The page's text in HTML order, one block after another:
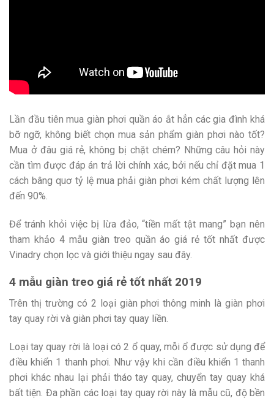
Lần đầu tiên mua giàn phơi quần áo ắt hẳn các gia đình khá
bỡ ngỡ, không biết chọn mua sản phẩm giàn phơi nào tốt?
Mua ở đâu giá rẻ, không bị chặt chém? Những câu hỏi này
cần tìm được đáp án trả lời chính xác, bởi nếu chỉ đặt mua 1
cách bâng quơ tỷ lệ mua phải giàn phơi kém chất lượng lên
đến 90%.
Để tránh khỏi việc bị lừa đảo, “tiền mất tật mang” bạn nên
tham khảo 4 mẫu giàn treo quần áo giá rẻ tốt nhất được
Vinadry chọn lọc và giới thiệu ngay sau đây.
4 mẫu giàn treo giá rẻ tốt nhất 2019
Trên thị trường có 2 loại giàn phơi thông minh là giàn phơi
tay quay rời và giàn phơi tay quay liền.
Loại tay quay rời là loại có 2 ổ quay, mỗi ổ được sử dụng để
điều khiển 1 thanh phơi. Như vậy khi cần điều khiển 1 thanh
phơi khác nhau lại phải tháo tay quay, chuyển tay quay khá
bất tiện. Đa phần các loại tay quay rời này là mẫu cũ, độ bền